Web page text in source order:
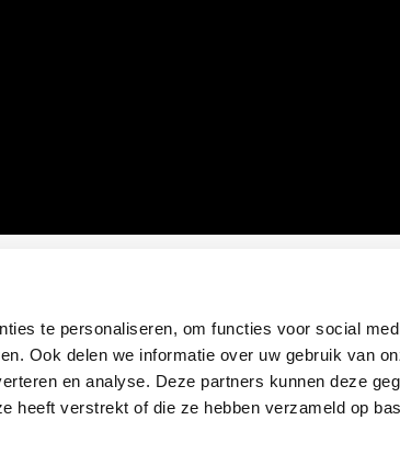
te personaliseren, om functies voor social
Ook delen we informatie over uw gebruik van
en analyse. Deze partners kunnen deze
heeft verstrekt of die ze hebben verzameld op